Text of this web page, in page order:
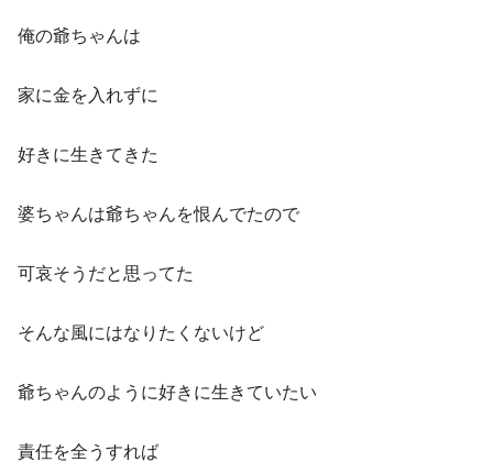
俺の爺ちゃんは
家に金を入れずに
好きに生きてきた
婆ちゃんは爺ちゃんを恨んでたので
可哀そうだと思ってた
そんな風にはなりたくないけど
爺ちゃんのように好きに生きていたい
責任を全うすれば